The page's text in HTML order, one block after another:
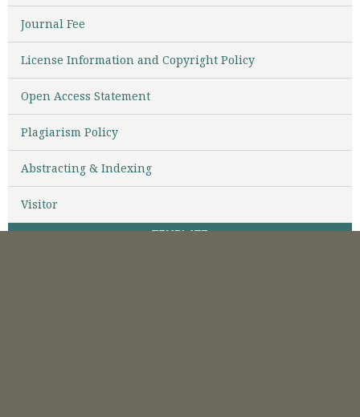
Journal Fee
License Information and Copyright Policy
Open Access Statement
Plagiarism Policy
Abstracting & Indexing
Visitor
TEMPLATE